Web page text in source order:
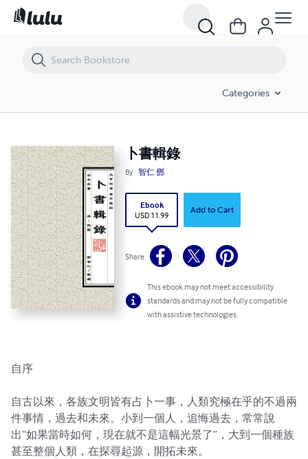
Categories
卜書輯錄
By 智仁 鄧
Ebook
USD 11.99
Add to Cart
Share
This ebook may not meet accessibility
standards and may not be fully compatible
with assistive technologies.
自序
自古以來，各族文明皆有占卜一事，人類究極在乎的不過兩
件事情，過去和未來。小到一個人，追悔過去，常常說
出“如果當時如何，現在就不是這幅光景了”，大到一個種族
甚至整個人類，在探尋起源，開拓未來。
卜書輯錄